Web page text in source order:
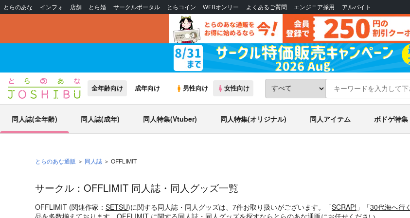
とらのあな インフォ 店舗 とら婚 サークルポータル とらコイン WEBオンリー よくあるご質問 エンジニア採用 アルバイト
全年齢向け 成年向け 男性向け 女性向け
同人誌(全年齢) 同人誌(成年) 同人特集(Vtuber) 同人特集(オリジナル) 同人アイテム ボドゲ特集
とらのあな通販 同人誌 OFFLIMIT
サークル：OFFLIMIT 同人誌・同人グッズ一覧
OFFLIMIT (関連作家： SETSU)に関する同人誌・同人グッズは、7件お取り扱いがございます。「SCRAP! 」「30代海へ行く
品を多数揃えております。OFFLIMIT に関する同人誌・同人グッズを探すならとらのあな通販にお任せください。